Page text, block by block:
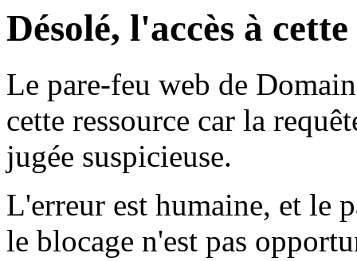
Désolé, l'accès à
Le pare-feu web de
cette ressource car la
jugée suspicieuse.
L'erreur est humaine, et le
le blocage n'est pas